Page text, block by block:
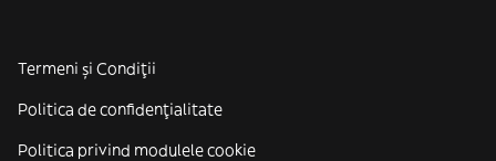
Termeni și Condiții
Politica de confidenţialitate
Politica privind modulele cookie